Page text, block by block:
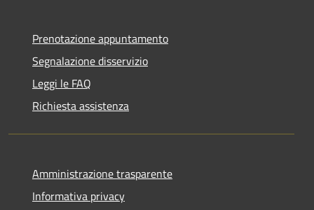
Prenotazione appuntamento
Segnalazione disservizio
Leggi le FAQ
Richiesta assistenza
Amministrazione trasparente
Informativa privacy